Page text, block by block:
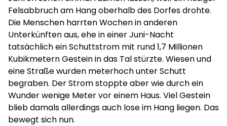
Felsabbruch am Hang oberhalb des Dorfes drohte.
Die Menschen harrten Wochen in anderen
Unterkünften aus, ehe in einer Juni-Nacht
tatsächlich ein Schuttstrom mit rund 1,7 Millionen
Kubikmetern Gestein in das Tal stürzte. Wiesen und
eine Straße wurden meterhoch unter Schutt
begraben. Der Strom stoppte aber wie durch ein
Wunder wenige Meter vor einem Haus. Viel Gestein
blieb damals allerdings auch lose im Hang liegen. Das
bewegt sich nun.